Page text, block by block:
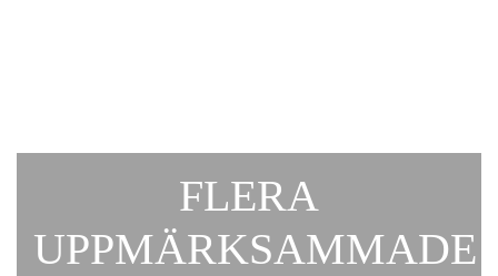
FLERA
UPPMÄRKSAMMADE